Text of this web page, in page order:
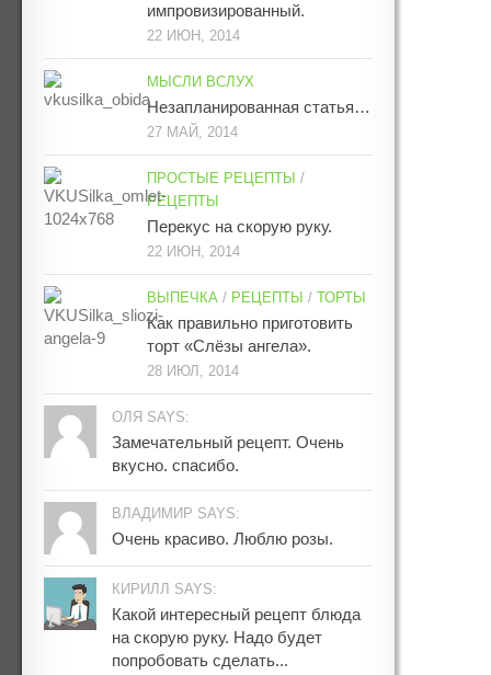
импровизированный.
22 ИЮН, 2014
МЫСЛИ ВСЛУХ
Незапланированная статья…
27 МАЙ, 2014
ПРОСТЫЕ РЕЦЕПТЫ /
РЕЦЕПТЫ
Перекус на скорую руку.
22 ИЮН, 2014
ВЫПЕЧКА / РЕЦЕПТЫ / ТОРТЫ
Как правильно приготовить
торт «Слёзы ангела».
28 ИЮЛ, 2014
ОЛЯ SAYS:
Замечательный рецепт. Очень
вкусно. спасибо.
ВЛАДИМИР SAYS:
Очень красиво. Люблю розы.
КИРИЛЛ SAYS:
Какой интересный рецепт блюда
на скорую руку. Надо будет
попробовать сделать...